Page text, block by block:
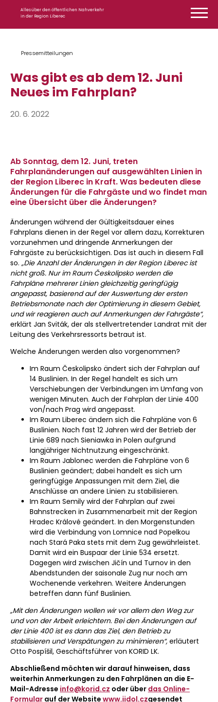
Alles über den öffentlichen Nahverkehr
in der Region Liberec
Pressemitteilungen
Was gibt es ab dem 12. Juni
Neues im Fahrplan?
20. 6. 2022
Ab Sonntag, dem 12. Juni, treten
Fahrplanänderungen auf ausgewählten Linien in
der Region Liberec in Kraft. Was bedeuten diese
Änderungen für die Fahrgäste und wo findet man
eine Übersicht über die Änderungen?
Änderungen während der Gültigkeitsdauer eines
Fahrplans dienen in der Regel vor allem dazu, Korrekturen
vorzunehmen und dringende Anmerkungen der
Fahrgäste zu berücksichtigen. Das ist auch in diesem Fall
so. „Die Anzahl der Änderungen in der Region Liberec ist
nicht groß. Nur im Raum Českolipsko werden die
Fahrpläne mehrerer Linien gleichzeitig geringfügig
angepasst, basierend auf der Auswertung der ersten
Betriebsmonate nach der Optimierung in diesem Gebiet,
und wir reagieren auch auf Anmerkungen der Fahrgäste“,
erklärt Jan Sviták, der als stellvertretender Landrat mit der
Leitung des Verkehrsressorts betraut ist.
Welche Änderungen werden also vorgenommen?
Im Raum Českolipsko ändert sich der Fahrplan auf
14 Buslinien. In der Regel handelt es sich um
Verschiebungen der Verbindungen im Umfang von
wenigen Minuten. Auch der Fahrplan der Linie 400
von/nach Prag wird angepasst.
Im Raum Liberec ändern sich die Fahrpläne von 6
Buslinien. Nach fast 12 Jahren wird der Betrieb der
Linie 689 nach Sieniawka in Polen aufgrund
langjähriger Nichtnutzung eingeschränkt.
Im Raum Jablonec werden die Fahrpläne von 6
Buslinien geändert; dabei handelt es sich um
geringfügige Anpassungen mit dem Ziel, die
Anschlüsse an andere Linien zu stabilisieren.
Im Raum Semily wird der Fahrplan auf zwei
Bahnstrecken in Zusammenarbeit mit der Region
Hradec Králové geändert. In den Morgenstunden
wird die Verbindung von Lomnice nad Popelkou
nach Stará Paka stets mit dem Zug gewährleistet.
Damit wird ein Buspaar der Linie 534 ersetzt.
Dagegen wird zwischen Jičín und Turnov in den
Abendstunden der saisonale Zug nur noch am
Wochenende verkehren. Weitere Änderungen
betreffen dann fünf Buslinien.
„Mit den Änderungen wollen wir vor allem den Weg zur
und von der Arbeit erleichtern. Bei den Änderungen auf
der Linie 400 ist es dann das Ziel, den Betrieb zu
stabilisieren und Verspätungen zu minimieren“, erläutert
Otto Pospíšil, Geschäftsführer von KORID LK.
Abschließend möchten wir darauf hinweisen, dass
weiterhin Anmerkungen zu den Fahrplänen an die E-
Mail-Adresse info@korid.cz oder über das Online-
Formular auf der Website www.iidol.czgesendet